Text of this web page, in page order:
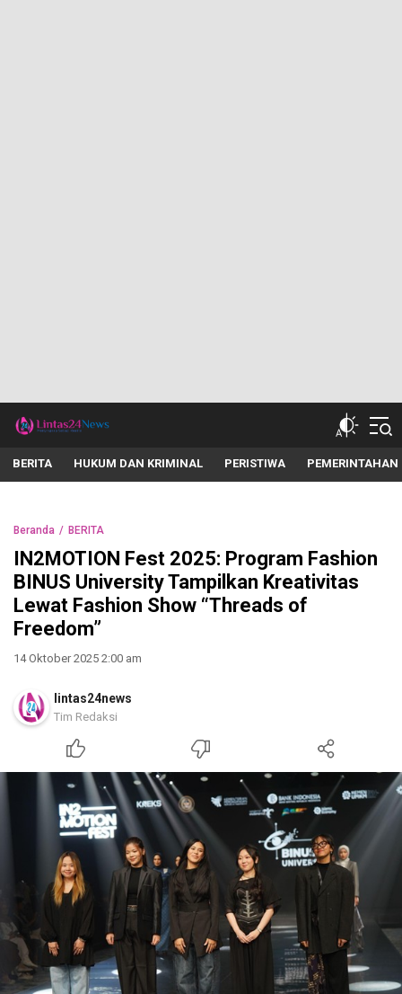
lintas24news.com
Menyingkap Setiap Realita
BERITA HUKUM DAN KRIMINAL PERISTIWA PEMERINTAHAN
Beranda BERITA
IN2MOTION Fest 2025: Program Fashion
BINUS University Tampilkan Kreativitas
Lewat Fashion Show “Threads of
Freedom”
14 Oktober 2025 2:00 am
lintas24news
Tim Redaksi